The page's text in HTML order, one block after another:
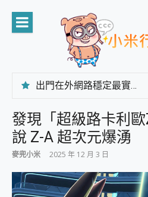
content
出門在外網路穩定最實在 「台灣大哥大」榮獲 4G/5G 在線率全球 NO.3 全台第一與全台六冠王實測心得，走到哪順到哪！
CP 值天花板~ Bongcom BS5 足球君開箱~ 短焦投影機 3千元就能擁有！ 折扣碼在這～
專為 PC上的 XBOX和掌機設計的 FireCuda X1070 SSD 固態硬碟開箱 評測
防窺黑科技 Galaxy S26 Ultra系列保護貼怎麼選？imos AR 低反光玻璃、藍寶石鏡頭貼與軍規防摔殼完整開箱評價
AI 支付 一錶搞定大小事 Xiaomi Watch 5 開箱 評測
發現「超級路卡利
說 Z-A 超次元爆湧
麥兜小米 2025 年 12 月 3 日